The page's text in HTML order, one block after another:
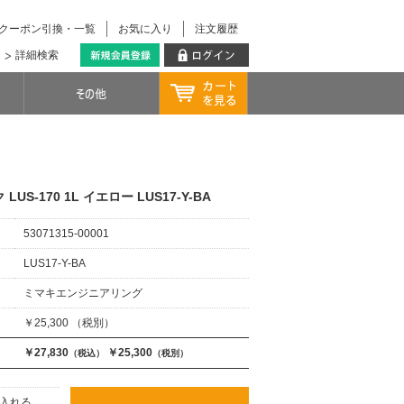
注文履歴
お気に入り
ーポン引換・一覧
詳細検索
LUS-170 1L イエロー LUS17-Y-BA
53071315-00001
LUS17-Y-BA
ミマキエンジニアリング
￥25,300 （税別）
￥27,830 （税込） ￥25,300 （税別）